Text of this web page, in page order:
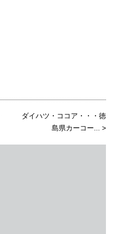
ダイハツ・ココア・・・徳
島県カーコー...
>